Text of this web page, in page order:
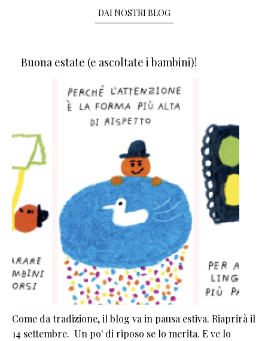
DAI NOSTRI BLOG
Buona estate (e ascoltate i bambini)!
Come da tradizione, il blog va in pausa estiva. Riaprirà il
14 settembre. Un po' di riposo se lo merita. E ve lo